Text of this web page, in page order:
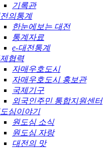
기록관
의통계
한눈에보는 대전
통계자료
e-대전통계
협력
자매우호도시
자매우호도시 홍보관
국제기구
외국인주민 통합지원센터
심이야기
원도심 소식
원도심 자랑
대전의 맛